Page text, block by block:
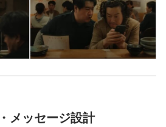
メッセージ設計